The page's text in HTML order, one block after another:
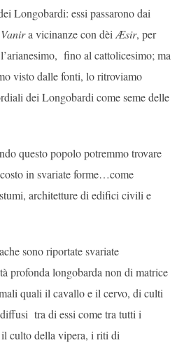
Longobardi: essi passarono dai
Vanira vicinanze con dèi Æsir, per
fino al cattolicesimo; ma
visto dalle fonti, lo ritroviamo
dei Longobardi come seme delle
questo popolo potremmo trovare
in svariate forme…come
architetture di edifici civili e
sono riportate svariate
profonda longobarda non di matrice
quali il cavallo e il cervo, di culti
tra di essi come tra tutti i
culto della vipera, i riti di